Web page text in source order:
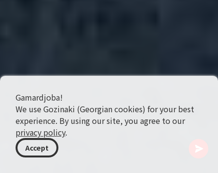
Gamardjoba!
We use Gozinaki (Georgian cookies) for your best
experience. By using our site, you agree to our
privacy policy.
Accept